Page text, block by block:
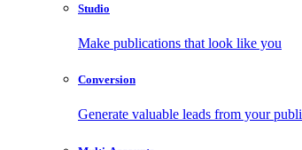
Studio
Make publications that look like you
Conversion
Generate valuable leads from your